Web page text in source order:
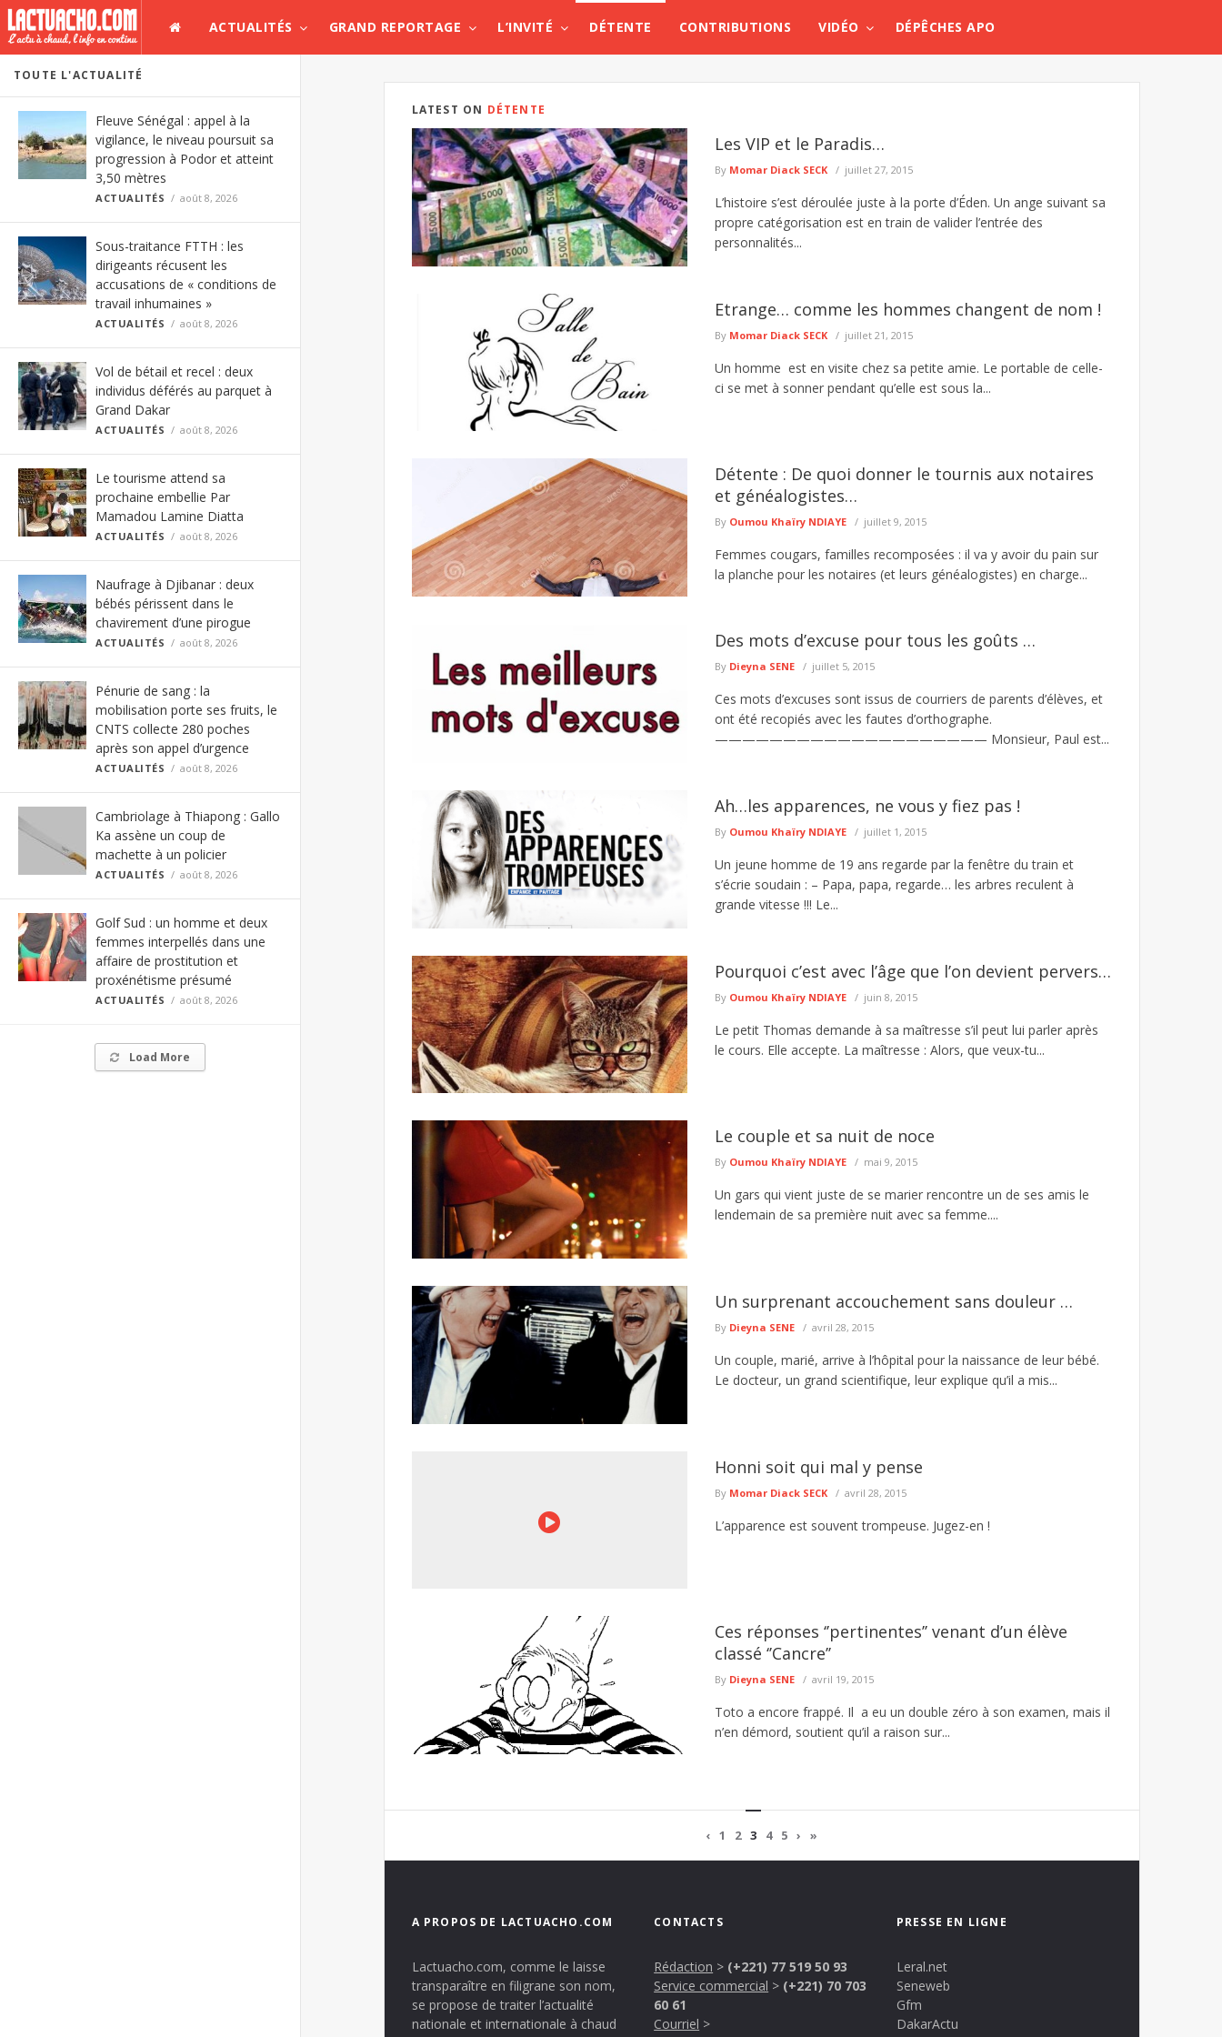
ACTUALITÉS GRAND REPORTAGE L’INVITÉ DÉTENTE CONTRIBUTIONS VIDÉO DÉPÊCHES APO
TOUTE L'ACTUALITÉ
Fleuve Sénégal : appel à la
vigilance, le niveau poursuit sa
progression à Podor et atteint
3,50 mètres
ACTUALITÉS août 8, 2026
Sous-traitance FTTH : les
dirigeants récusent les
accusations de « conditions de
travail inhumaines »
ACTUALITÉS août 8, 2026
Vol de bétail et recel : deux
individus déférés au parquet à
Grand Dakar
ACTUALITÉS août 8, 2026
Le tourisme attend sa
prochaine embellie Par
Mamadou Lamine Diatta
ACTUALITÉS août 8, 2026
Naufrage à Djibanar : deux
bébés périssent dans le
chavirement d’une pirogue
ACTUALITÉS août 8, 2026
Pénurie de sang : la
mobilisation porte ses fruits, le
CNTS collecte 280 poches
après son appel d’urgence
ACTUALITÉS août 8, 2026
Cambriolage à Thiapong : Gallo
Ka assène un coup de
machette à un policier
ACTUALITÉS août 8, 2026
Golf Sud : un homme et deux
femmes interpellés dans une
affaire de prostitution et
proxénétisme présumé
ACTUALITÉS août 8, 2026
Load More
LATEST ON DÉTENTE
Les VIP et le Paradis…
By Momar Diack SECK juillet 27, 2015
L’histoire s’est déroulée juste à la porte d’Éden. Un ange suivant sa
propre catégorisation est en train de valider l’entrée des
personnalités...
Etrange… comme les hommes changent de nom !
By Momar Diack SECK juillet 21, 2015
Un homme est en visite chez sa petite amie. Le portable de celle-
ci se met à sonner pendant qu’elle est sous la...
Détente : De quoi donner le tournis aux notaires
et généalogistes…
By Oumou Khaïry NDIAYE juillet 9, 2015
Femmes cougars, familles recomposées : il va y avoir du pain sur
la planche pour les notaires (et leurs généalogistes) en charge...
Des mots d’excuse pour tous les goûts …
By Dieyna SENE juillet 5, 2015
Ces mots d’excuses sont issus de courriers de parents d’élèves, et
ont été recopiés avec les fautes d’orthographe.
———————————————————— Monsieur, Paul est...
Ah…les apparences, ne vous y fiez pas !
By Oumou Khaïry NDIAYE juillet 1, 2015
Un jeune homme de 19 ans regarde par la fenêtre du train et
s’écrie soudain : – Papa, papa, regarde… les arbres reculent à
grande vitesse !!! Le...
Pourquoi c’est avec l’âge que l’on devient pervers…
By Oumou Khaïry NDIAYE juin 8, 2015
Le petit Thomas demande à sa maîtresse s’il peut lui parler après
le cours. Elle accepte. La maîtresse : Alors, que veux-tu...
Le couple et sa nuit de noce
By Oumou Khaïry NDIAYE mai 9, 2015
Un gars qui vient juste de se marier rencontre un de ses amis le
lendemain de sa première nuit avec sa femme....
Un surprenant accouchement sans douleur …
By Dieyna SENE avril 28, 2015
Un couple, marié, arrive à l’hôpital pour la naissance de leur bébé.
Le docteur, un grand scientifique, leur explique qu’il a mis...
Honni soit qui mal y pense
By Momar Diack SECK avril 28, 2015
L’apparence est souvent trompeuse. Jugez-en !
Ces réponses ‘’pertinentes’’ venant d’un élève
classé ‘’Cancre’’
By Dieyna SENE avril 19, 2015
Toto a encore frappé. Il a eu un double zéro à son examen, mais il
n’en démord, soutient qu’il a raison sur...
‹ 1 2 3 4 5 › »
A PROPOS DE LACTUACHO.COM
Lactuacho.com, comme le laisse
transparaître en filigrane son nom,
se propose de traiter l’actualité
nationale et internationale à chaud
CONTACTS
Rédaction > (+221) 77 519 50 93
Service commercial > (+221) 70 703
60 61
Courriel >
PRESSE EN LIGNE
Leral.net
Seneweb
Gfm
DakarActu